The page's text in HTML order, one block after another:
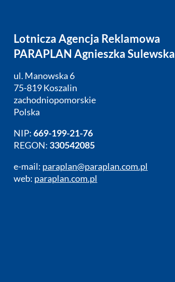
Lotnicza Agencja Reklamowa
PARAPLAN Agnieszka Sulewska
ul. Manowska 6
75-819 Koszalin
zachodniopomorskie
Polska
NIP:669-199-21-76
REGON: 330542085
e-mail: paraplan@paraplan.com.pl
web: paraplan.com.pl